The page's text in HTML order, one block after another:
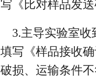
写《比对样品发
3.主导实验室收
填写《样品接收
破损、运输条件